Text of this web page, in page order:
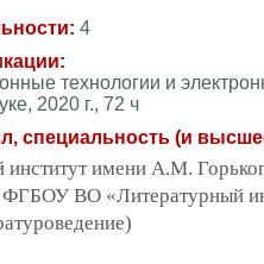
4
технологии и
2020 г., 72 ч
специальность (и
имени А.М.
ВО «Литературный